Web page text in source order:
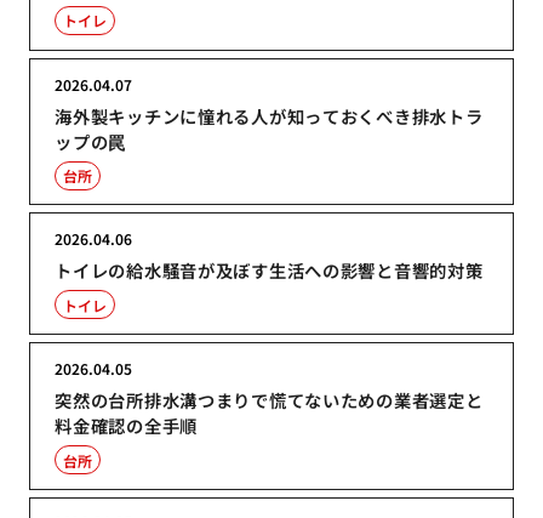
トイレ
海外製キッチンに憧れる人が知っておくべき排水トラ
ップの罠
2026.04.07
台所
トイレの給水騒音が及ぼす生活への影響と音響的対策
2026.04.06
トイレ
突然の台所排水溝つまりで慌てないための業者選定と
料金確認の全手順
2026.04.05
台所